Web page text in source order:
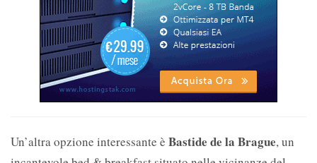
Un’altra opzione interessante è Bastide de la Brague, un